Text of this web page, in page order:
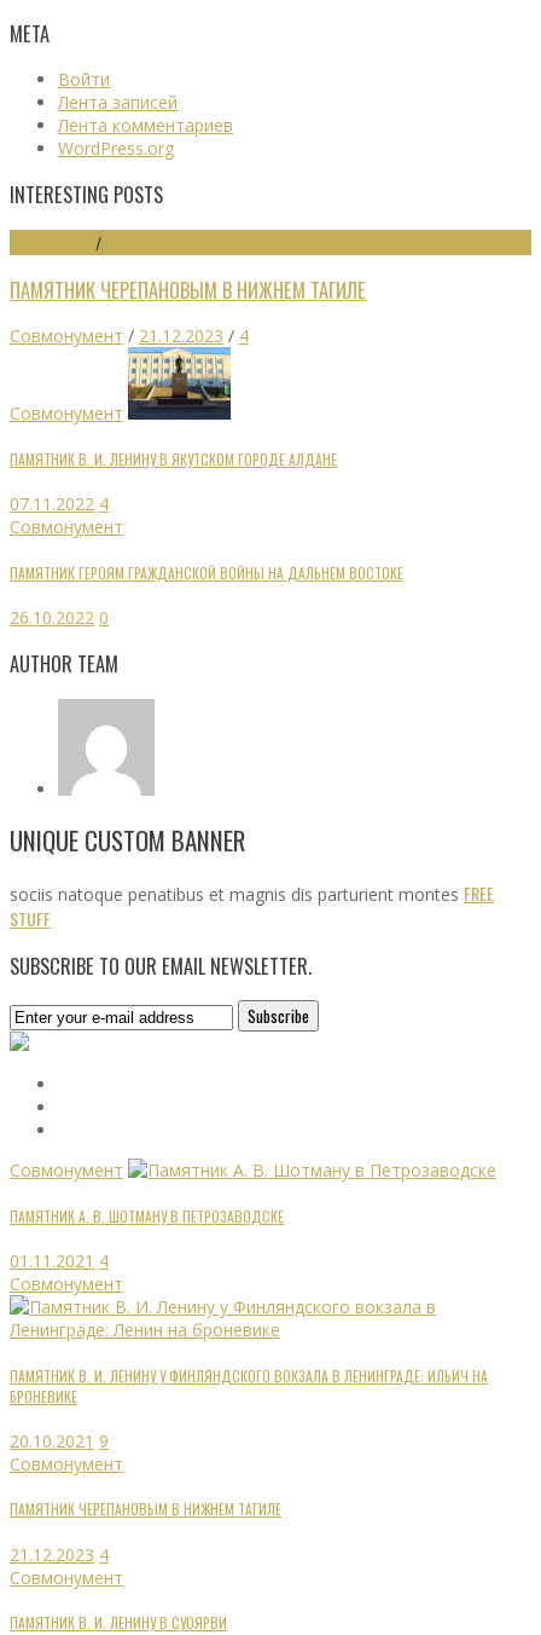
МЕТА
Войти
Лента записей
Лента комментариев
WordPress.org
INTERESTING POSTS
/
ПАМЯТНИК ЧЕРЕПАНОВЫМ В НИЖНЕМ ТАГИЛЕ
Совмонумент / 21.12.2023 / 4
Совмонумент
ПАМЯТНИК В. И. ЛЕНИНУ В ЯКУТСКОМ ГОРОДЕ АЛДАНЕ
07.11.2022 4
Совмонумент
ПАМЯТНИК ГЕРОЯМ ГРАЖДАНСКОЙ ВОЙНЫ НА ДАЛЬНЕМ ВОСТОКЕ
26.10.2022 0
AUTHOR TEAM
UNIQUE CUSTOM BANNER
sociis natoque penatibus et magnis dis parturient montes FREE
STUFF
SUBSCRIBE TO OUR EMAIL NEWSLETTER.
Совмонумент
ПАМЯТНИК А. В. ШОТМАНУ В ПЕТРОЗАВОДСКЕ
01.11.2021 4
Совмонумент
ПАМЯТНИК В. И. ЛЕНИНУ У ФИНЛЯНДСКОГО ВОКЗАЛА В ЛЕНИНГРАДЕ: ИЛЬИЧ НА
БРОНЕВИКЕ
20.10.2021 9
Совмонумент
ПАМЯТНИК ЧЕРЕПАНОВЫМ В НИЖНЕМ ТАГИЛЕ
21.12.2023 4
Совмонумент
ПАМЯТНИК В. И. ЛЕНИНУ В СУОЯРВИ